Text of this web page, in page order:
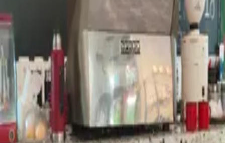
Aqui no Kafex, conectamos você aos lugares que realmente valem a
pena para explorar o universo dos cafés especiais em
São Luís , com
opções que vão desde espresso até métodos filtrados.
Se você está em busca de lugares com café especial em
São Luís
é uma ótima opção para incluir no seu roteiro.
Avaliações da comunidade
21 de abril de 2026
Lugar aconchegante, barista super legais e claro um café excelente
11 de abril de 2026